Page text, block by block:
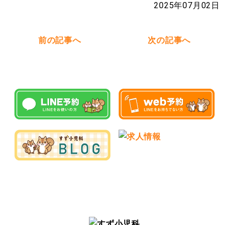
2025年07月02日
前の記事へ 次の記事へ